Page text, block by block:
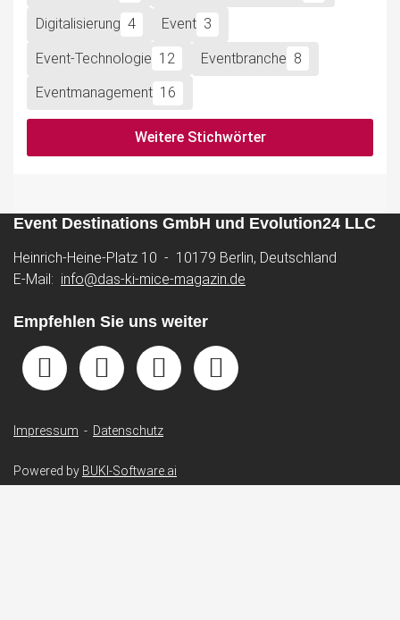
Digitalisierung 4 Event 3
Event-Technologie 12 Eventbranche 8
Eventmanagement 16
Weitere Stichwörter
Event Destinations GmbH und Evolution24 LLC
Heinrich-Heine-Platz 10 - 10179 Berlin, Deutschland
E-Mail: info@das-ki-mice-magazin.de
Empfehlen Sie uns weiter
Impressum - Datenschutz
Powered by BUKI-Software.ai